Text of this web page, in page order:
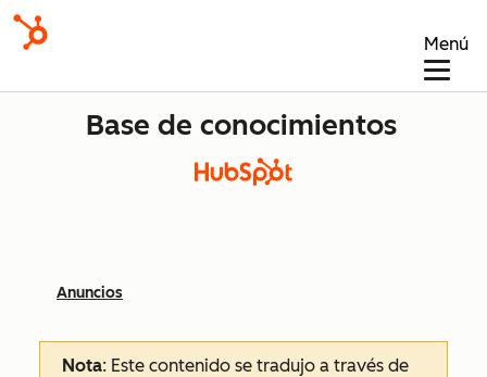
Menú
Base de conocimientos
Anuncios
Nota: Este contenido se tradujo a través de